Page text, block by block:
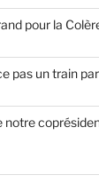
pour la
pas un train
notre